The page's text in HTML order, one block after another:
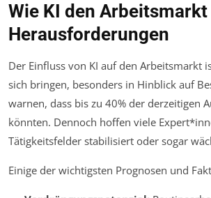
Wie KI den
Herausforderungen
Der Einfluss von KI auf den
sich bringen, besonders in Hinblick auf
warnen, dass bis zu 40% der derzeitigen
könnten. Dennoch hoffen viele
Tätigkeitsfelder stabilisiert oder sogar
Einige der wichtigsten Prognosen und